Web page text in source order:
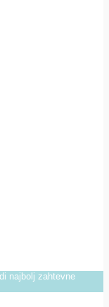
najbolj zahtevne